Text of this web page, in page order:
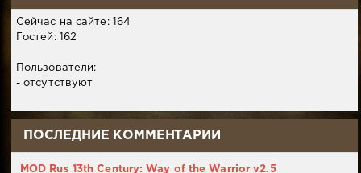
Сейчас на сайте: 164
Гостей: 162
Пользователи:
- отсутствуют
ПОСЛЕДНИЕ КОММЕНТАРИИ
MOD Rus 13th Century: Way of the Warrior v2.5